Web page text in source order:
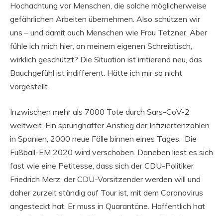
Hochachtung vor Menschen, die solche möglicherweise
gefährlichen Arbeiten übernehmen. Also schützen wir
uns – und damit auch Menschen wie Frau Tetzner. Aber
fühle ich mich hier, an meinem eigenen Schreibtisch,
wirklich geschützt? Die Situation ist irritierend neu, das
Bauchgefühl ist indifferent. Hätte ich mir so nicht
vorgestellt.
Inzwischen mehr als 7000 Tote durch Sars-CoV-2
weltweit. Ein sprunghafter Anstieg der Infiziertenzahlen
in Spanien, 2000 neue Fälle binnen eines Tages. Die
Fußball-EM 2020 wird verschoben. Daneben liest es sich
fast wie eine Petitesse, dass sich der CDU-Politiker
Friedrich Merz, der CDU-Vorsitzender werden will und
daher zurzeit ständig auf Tour ist, mit dem Coronavirus
angesteckt hat. Er muss in Quarantäne. Hoffentlich hat